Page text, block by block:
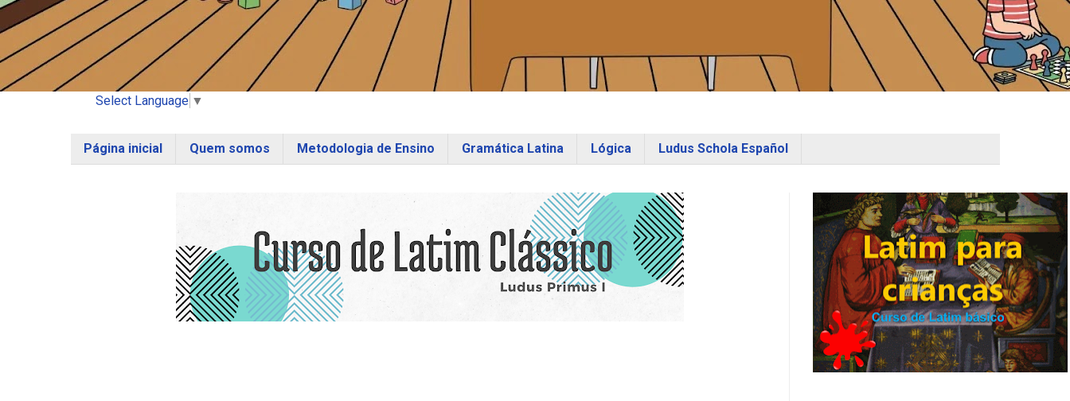
Select Language ▼
Página inicial Quem somos Metodologia de Ensino Gramática Latina Lógica Ludus Schola Español